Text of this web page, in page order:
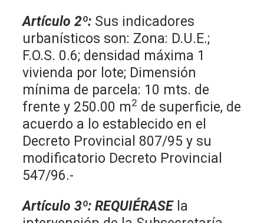
Artículo 2º: Sus indicadores
urbanísticos son: Zona: D.U.E.;
F.O.S. 0.6; densidad máxima 1
vivienda por lote; Dimensión
mínima de parcela: 10 mts. de
frente y 250.00 m2 de superficie, de
acuerdo a lo establecido en el
Decreto Provincial 807/95 y su
modificatorio Decreto Provincial
547/96.-
Artículo 3º: REQUIÉRASEla